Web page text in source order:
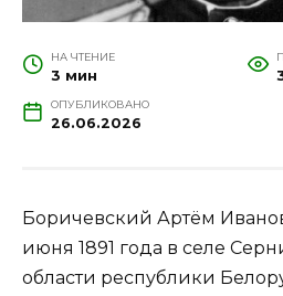
НА ЧТЕНИЕ
3 мин
ОПУБЛИКОВАНО
26.06.2026
Боричевский Артём
июня 1891 года в селе
области республики